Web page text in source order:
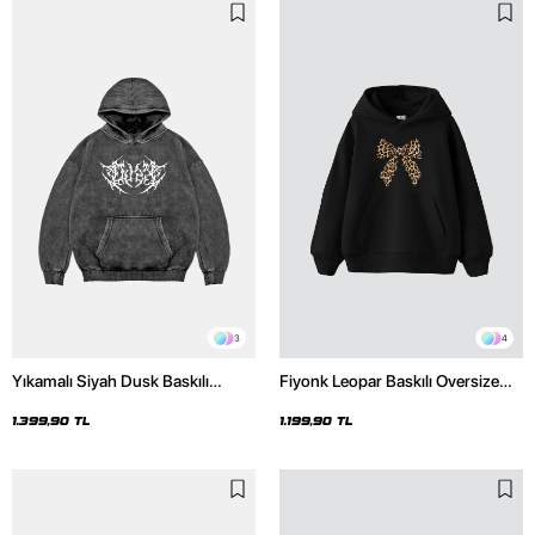
3
Yıkamalı Siyah Dusk Baskılı
1.399,90 TL
4
Fiyonk Leopar Baskılı Oversize
1.199,90 TL